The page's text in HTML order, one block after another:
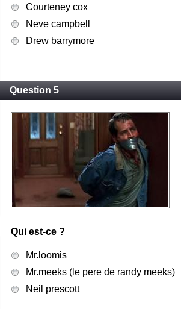
Courteney cox
Neve campbell
Drew barrymore
Question 5
Qui est-ce ?
Mr.loomis
Mr.meeks (le pere de randy meeks)
Neil prescott